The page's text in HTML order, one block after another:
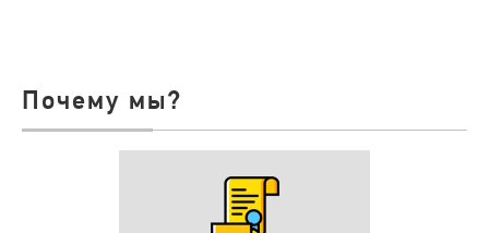
Почему мы?